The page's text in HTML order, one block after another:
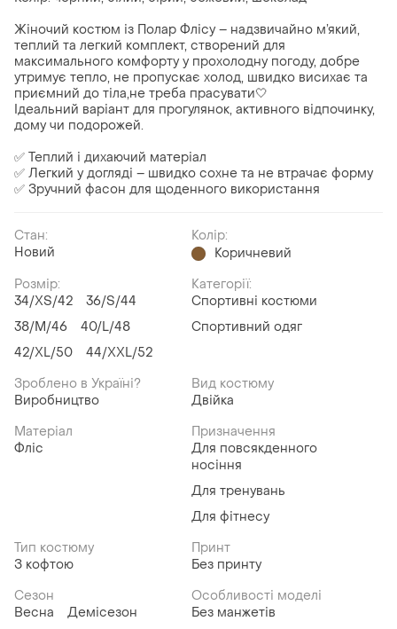
Жіночий костюм із Полар Флісу – надзвичайно м’який,
теплий та легкий комплект, створений для
максимального комфорту у прохолодну погоду, добре
утримує тепло, не пропускає холод, швидко висихає та
приємний до тіла,не треба прасувати🤍
Ідеальний варіант для прогулянок, активного відпочинку,
дому чи подорожей.
✅ Теплий і дихаючий матеріал
✅ Легкий у догляді – швидко сохне та не втрачає форму
✅ Зручний фасон для щоденного використання
Стан:
Новий
Колір:
Коричневий
Розмір:
34/XS/42
36/S/44
38/M/46
40/L/48
42/XL/50
44/XXL/52
Категорії:
Спортивні костюми
Спортивний одяг
Зроблено в Україні?
Виробництво
Вид костюму
Двійка
Матеріал
Фліс
Призначення
Для повсякденного
носіння
Для тренувань
Для фітнесу
Тип костюму
З кофтою
Принт
Без принту
Сезон
Весна
Демісезон
Особливості моделі
Без манжетів